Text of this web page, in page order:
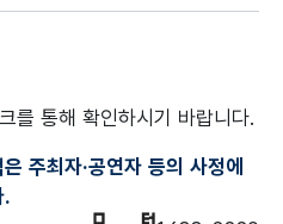
를 통해 확인하시기 바랍니다.
주최자·공연자 등의 사정에
.